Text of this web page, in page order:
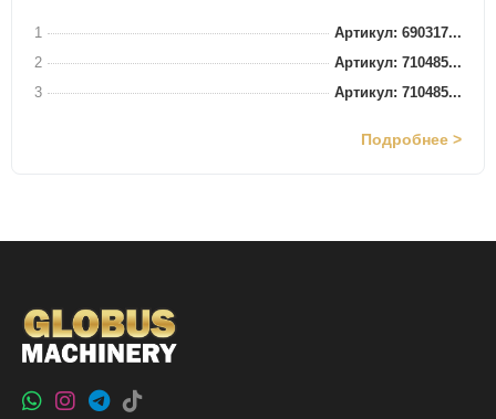
1
Артикул: 690317...
2
Артикул: 710485...
3
Артикул: 710485...
Подробнее >